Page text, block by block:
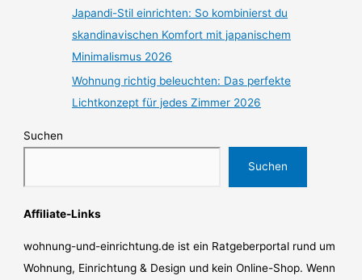
Japandi-Stil einrichten: So kombinierst du
skandinavischen Komfort mit japanischem
Minimalismus 2026
Wohnung richtig beleuchten: Das perfekte
Lichtkonzept für jedes Zimmer 2026
Suchen
Suchen
Affiliate-Links
wohnung-und-einrichtung.de ist ein Ratgeberportal rund um
Wohnung, Einrichtung & Design und kein Online-Shop. Wenn